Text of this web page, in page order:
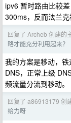
ipv6 暂时路由比较
300ms，反而法兰
回复了 Archeb 创建的
略才能充分利用起来？
我的方案是移动，
DNS，正常上级
频流量分流到移动。
回复了 a86913179 创
给力呀